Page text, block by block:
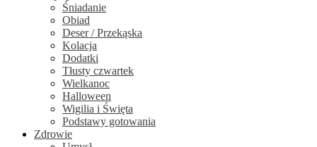
Śniadanie
Obiad
Deser / Przekąska
Kolacja
Dodatki
Tłusty czwartek
Wielkanoc
Halloween
Wigilia i Święta
Podstawy gotowania
Zdrowie